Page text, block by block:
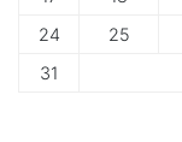
24
25
31